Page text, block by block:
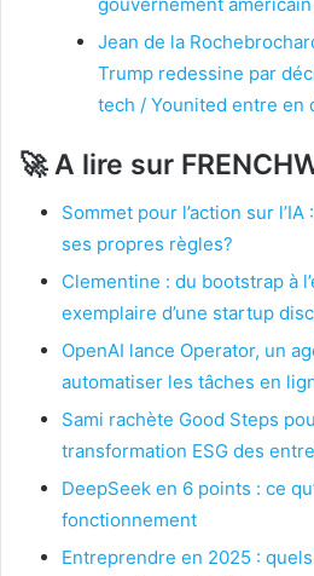
Jean de la
Trump redessine par
tech / Younited entre en
🚀A lire sur
Sommet pour l’action sur
ses propres règles?
Clementine : du bootstrap à
exemplaire d’une startup
OpenAI lance Operator, un
automatiser les tâches en
Sami rachète Good Steps
transformation ESG des
DeepSeek en 6 points : ce
fonctionnement
Entreprendre en 2025 :